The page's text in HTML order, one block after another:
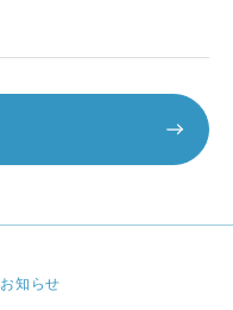
お知らせ